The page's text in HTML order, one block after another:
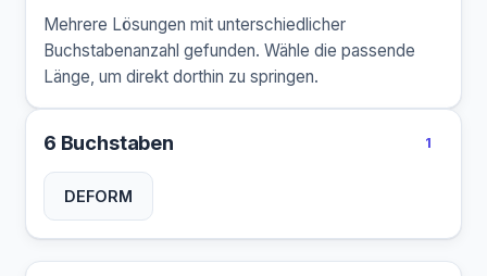
Mehrere Lösungen mit unterschiedlicher
Buchstabenanzahl gefunden. Wähle die passende
Länge, um direkt dorthin zu springen.
6 Buchstaben 1
DEFORM